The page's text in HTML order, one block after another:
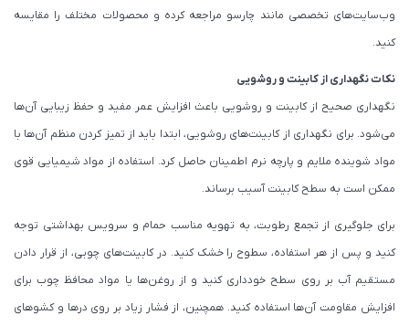
وب‌سایت‌های تخصصی مانند چارسو مراجعه کرده و محصولات مختلف را مقایسه
کنید.
نکات نگهداری از کابینت و روشویی
نگهداری صحیح از کابینت و روشویی باعث افزایش عمر مفید و حفظ زیبایی آن‌ها
می‌شود. برای نگهداری از کابینت‌های روشویی، ابتدا باید از تمیز کردن منظم آن‌ها با
مواد شوینده ملایم و پارچه نرم اطمینان حاصل کرد. استفاده از مواد شیمیایی قوی
ممکن است به سطح کابینت آسیب برساند.
برای جلوگیری از تجمع رطوبت، به تهویه مناسب حمام و سرویس بهداشتی توجه
کنید و پس از هر استفاده، سطوح را خشک کنید. در کابینت‌های چوبی، از قرار دادن
مستقیم آب بر روی سطح خودداری کنید و از روغن‌ها یا مواد محافظ چوب برای
افزایش مقاومت آن‌ها استفاده کنید. همچنین، از فشار زیاد بر روی درها و کشوهای